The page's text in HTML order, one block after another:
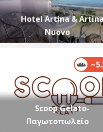
Hotel Artina &
Nuovo
Scoop Gelato-
Παγωτοπωλείο